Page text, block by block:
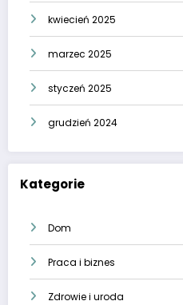
kwiecień 2025
marzec 2025
styczeń 2025
grudzień 2024
Kategorie
Dom
Praca i biznes
Zdrowie i uroda